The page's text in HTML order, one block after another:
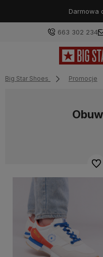
663 302 234
Big Star Shoes Promocje
Do